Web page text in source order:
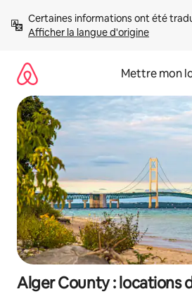
directement
Afficher la langue d'origine
Mettre mon
Alger County : locations